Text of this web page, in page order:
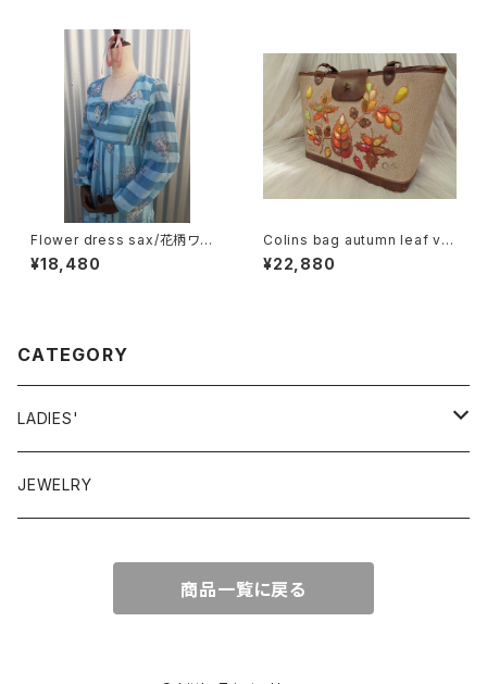
Flower dress sax/花柄ワン
ピース サックス
¥18,480
Colins bag autumn leaf vin
tage コリンズ バッグ オータム
リーフ
¥22,880
CATEGORY
LADIES'
VINTAGE
JEWELRY
商品一覧に戻る